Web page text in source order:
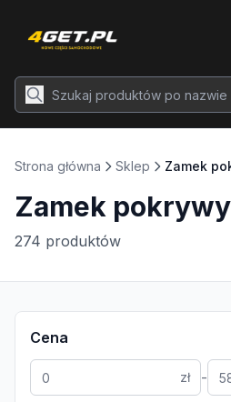
Strona główna Sklep Zamek
Zamek
274 produktów
Cena
zł -